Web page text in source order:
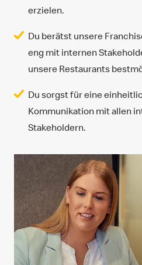
erzielen.
Du berätst unsere
eng mit internen
unsere Restaurants
Du sorgst für eine
Kommunikation mit allen
Stakeholdern.